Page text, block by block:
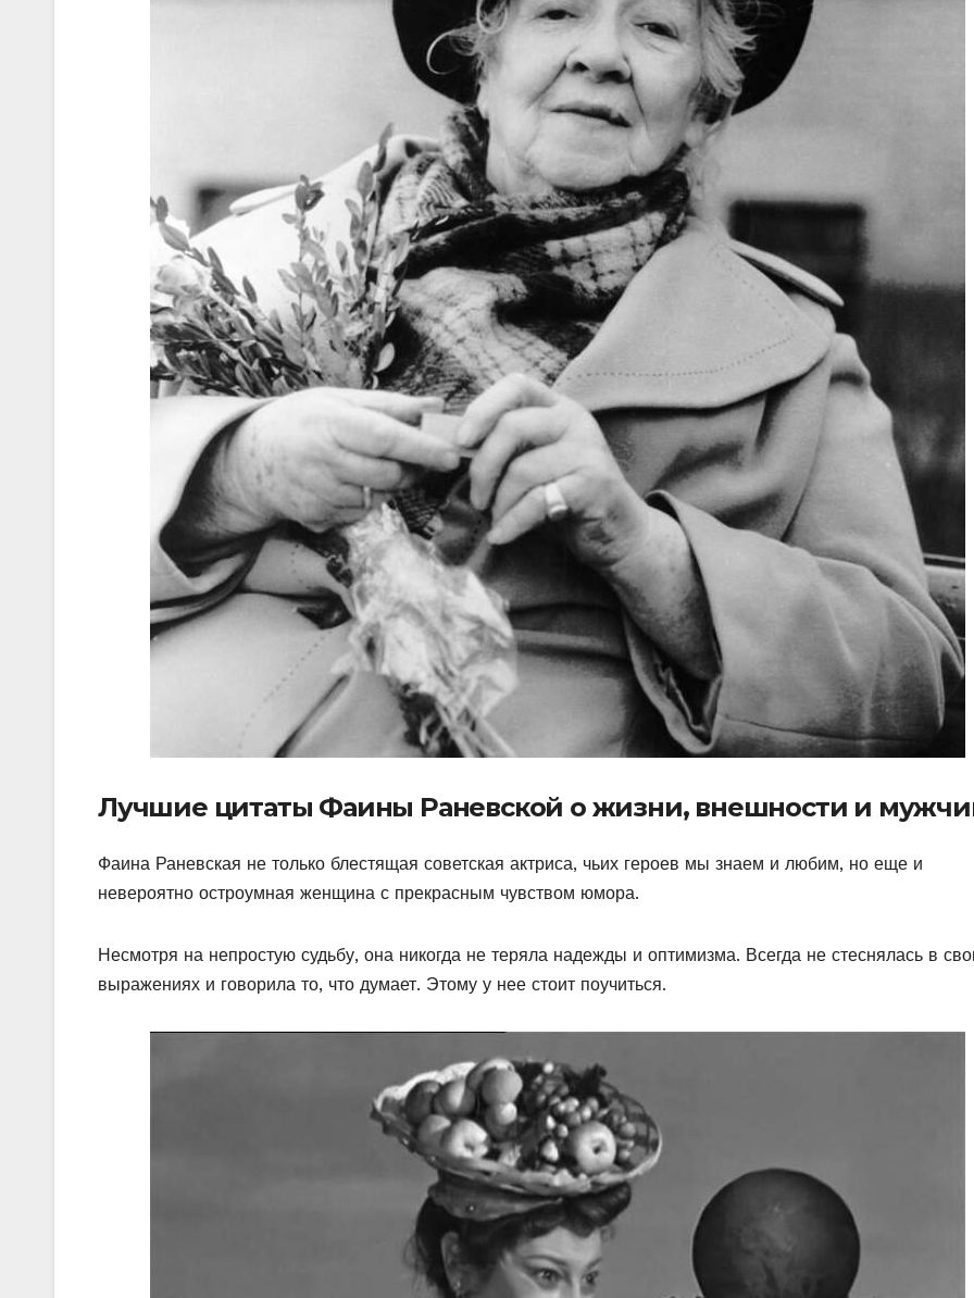
Лучшие цитаты Фаины Раневской о жизни, внешности и
Фаина Раневская не только блестящая советская актриса, чьих героев мы знаем и любим, но еще и
невероятно остроумная женщина с прекрасным чувством юмора.
Несмотря на непростую судьбу, она никогда не теряла надежды и оптимизма. Всегда не стеснялась в
выражениях и говорила то, что думает. Этому у нее стоит поучиться.